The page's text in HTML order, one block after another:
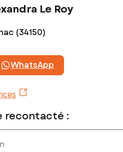
: Alexandra LE ROY, Tél. :
- EI - Agent
RSAC de MONTPELLIER sous le
Le Roy
(34150)
WhatsApp
recontacté :